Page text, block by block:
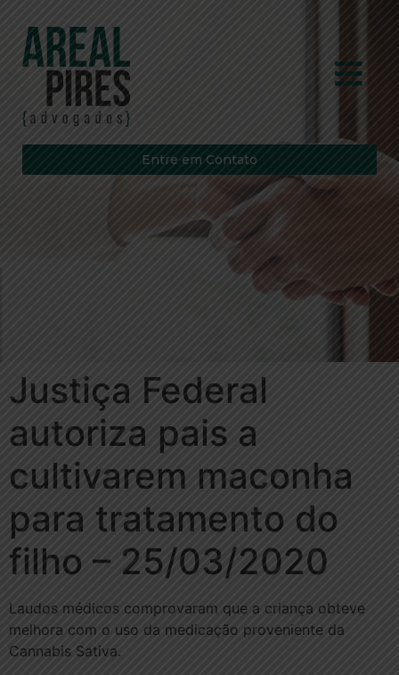
Entre em Contato
Justiça Federal
autoriza pais a
cultivarem maconha
para tratamento do
filho – 25/03/2020
Laudos médicos comprovaram que a criança obteve
melhora com o uso da medicação proveniente da
Cannabis Sativa.